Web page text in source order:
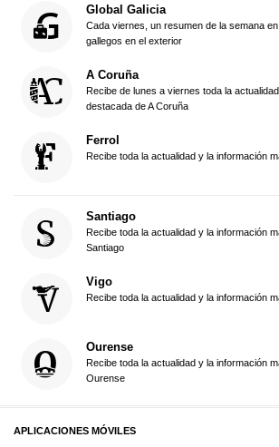
Global Galicia
Cada viernes, un resumen de la semana
gallegos en el exterior
A Coruña
Recibe de lunes a viernes toda la
destacada de A Coruña
Ferrol
Recibe toda la actualidad y la información
Santiago
Recibe toda la actualidad y la información
Santiago
Vigo
Recibe toda la actualidad y la información
Ourense
Recibe toda la actualidad y la información
Ourense
APLICACIONES MÓVILES